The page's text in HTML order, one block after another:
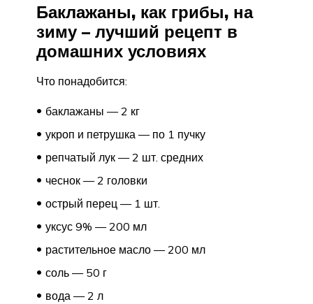
Баклажаны, как грибы, на
зиму – лучший рецепт в
домашних условиях
Что понадобится:
баклажаны — 2 кг
укроп и петрушка — по 1 пучку
репчатый лук — 2 шт. средних
чеснок — 2 головки
острый перец — 1 шт.
уксус 9% — 200 мл
растительное масло — 200 мл
соль — 50 г
вода — 2 л